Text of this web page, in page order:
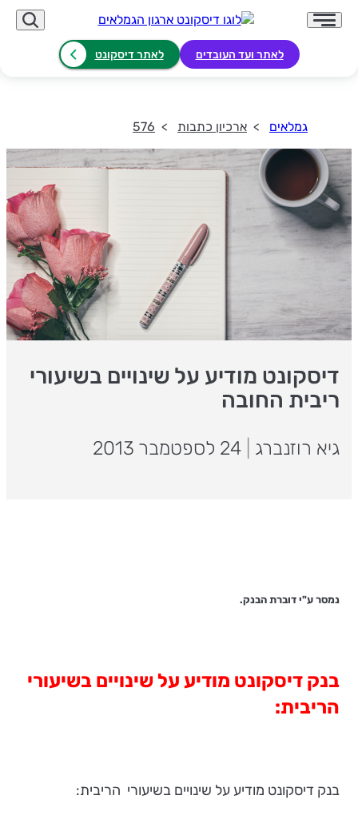
לאתר ועד העובדים לאתר דיסקונט
גמלאים ארכיון כתבות 576
דיסקונט מודיע על שינויים בשיעורי
ריבית החובה
גיא רוזנברג
נמסר ע"י דוברת הבנק.
בנק דיסקונט מודיע על שינויים בשיעורי
הריבית:
בנק דיסקונט מודיע על שינויים בשיעורי הריבית: